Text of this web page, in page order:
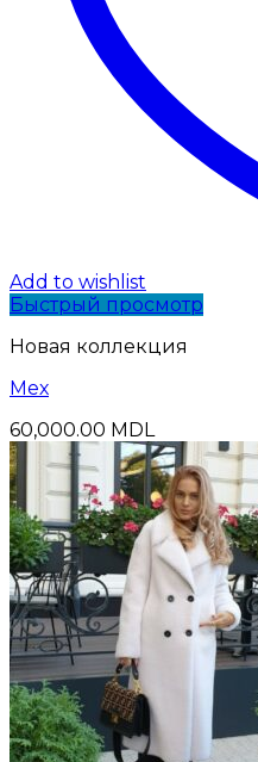
Add to wishlist
Быстрый просмотр
Новая коллекция
Мех
60,000.00 MDL